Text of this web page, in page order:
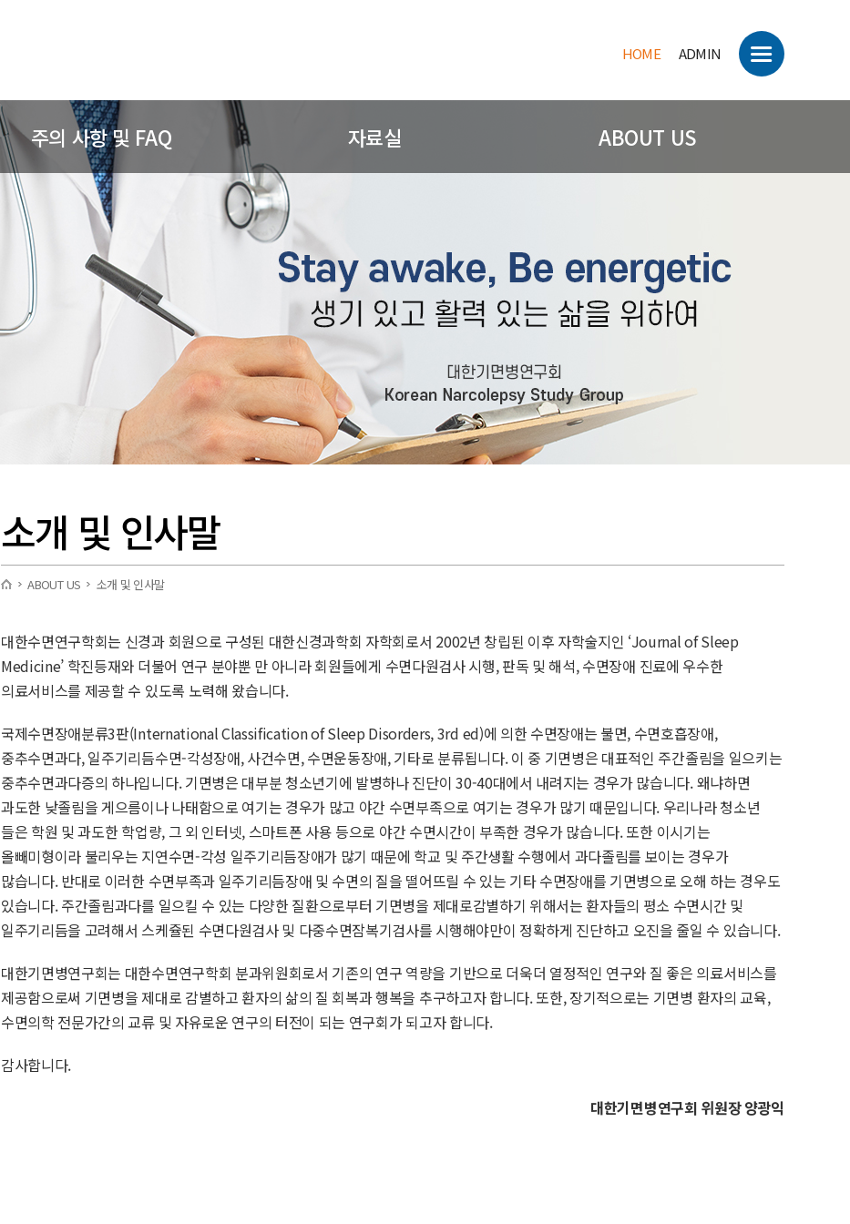
HOME ADMIN
주의 사항 및 FAQ 자료실 ABOUT US
소개 및 인사말
ABOUT US 소개 및 인사말
대한수면연구학회는 신경과 회원으로 구성된 대한신경과학회 자학회로서 2002년 창립된 이후 자학술지인 ‘Journal of Sleep
Medicine’ 학진등재와 더불어 연구 분야뿐 만 아니라 회원들에게 수면다원검사 시행, 판독 및 해석, 수면장애 진료에 우수한
의료서비스를 제공할 수 있도록 노력해 왔습니다.
국제수면장애분류3판(International Classification of Sleep Disorders, 3rd ed)에 의한 수면장애는 불면, 수면호흡장애,
중추수면과다, 일주기리듬수면-각성장애, 사건수면, 수면운동장애, 기타로 분류됩니다. 이 중 기면병은 대표적인 주간졸림을 일으키는
중추수면과다증의 하나입니다. 기면병은 대부분 청소년기에 발병하나 진단이 30-40대에서 내려지는 경우가 많습니다. 왜냐하면
과도한 낮졸림을 게으름이나 나태함으로 여기는 경우가 많고 야간 수면부족으로 여기는 경우가 많기 때문입니다. 우리나라 청소년
들은 학원 및 과도한 학업량, 그 외 인터넷, 스마트폰 사용 등으로 야간 수면시간이 부족한 경우가 많습니다. 또한 이시기는
올빼미형이라 불리우는 지연수면-각성 일주기리듬장애가 많기 때문에 학교 및 주간생활 수행에서 과다졸림를 보이는 경우가
많습니다. 반대로 이러한 수면부족과 일주기리듬장애 및 수면의 질을 떨어뜨릴 수 있는 기타 수면장애를 기면병으로 오해 하는 경우도
있습니다. 주간졸림과다를 일으킬 수 있는 다양한 질환으로부터 기면병을 제대로감별하기 위해서는 환자들의 평소 수면시간 및
일주기리듬을 고려해서 스케쥴된 수면다원검사 및 다중수면잠복기검사를 시행해야만이 정확하게 진단하고 오진을 줄일 수 있습니다.
대한기면병연구회는 대한수면연구학회 분과위원회로서 기존의 연구 역량을 기반으로 더욱더 열정적인 연구와 질 좋은 의료서비스를
제공함으로써 기면병을 제대로 감별하고 환자의 삶의 질 회복과 행복을 추구하고자 합니다. 또한, 장기적으로는 기면병 환자의 교육,
수면의학 전문가간의 교류 및 자유로운 연구의 터전이 되는 연구회가 되고자 합니다.
감사합니다.
대한기면병연구회 위원장 양광익